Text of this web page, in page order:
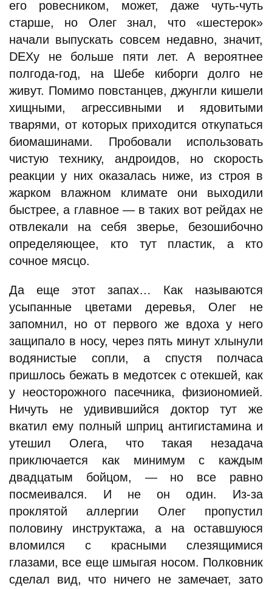
его ровесником, может, даже чуть-чуть
старше, но Олег знал, что «шестерок»
начали выпускать совсем недавно, значит,
DEXу не больше пяти лет. А вероятнее
полгода-год, на Шебе киборги долго не
живут. Помимо повстанцев, джунгли кишели
хищными, агрессивными и ядовитыми
тварями, от которых приходится откупаться
биомашинами. Пробовали использовать
чистую технику, андроидов, но скорость
реакции у них оказалась ниже, из строя в
жарком влажном климате они выходили
быстрее, а главное — в таких вот рейдах не
отвлекали на себя зверье, безошибочно
определяющее, кто тут пластик, а кто
сочное мясцо.
Да еще этот запах… Как называются
усыпанные цветами деревья, Олег не
запомнил, но от первого же вдоха у него
защипало в носу, через пять минут хлынули
водянистые сопли, а спустя полчаса
пришлось бежать в медотсек с отекшей, как
у неосторожного пасечника, физиономией.
Ничуть не удивившийся доктор тут же
вкатил ему полный шприц антигистамина и
утешил Олега, что такая незадача
приключается как минимум с каждым
двадцатым бойцом, — но все равно
посмеивался. И не он один. Из-за
проклятой аллергии Олег пропустил
половину инструктажа, а на оставшуюся
вломился с красными слезящимися
глазами, все еще шмыгая носом. Полковник
сделал вид, что ничего не замечает, зато